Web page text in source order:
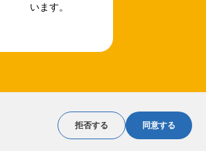
拒否する 同意する
います。